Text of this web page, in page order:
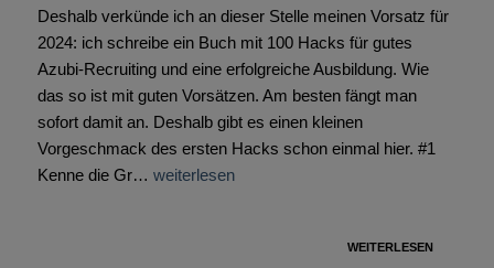
Deshalb verkünde ich an dieser Stelle meinen Vorsatz für
2024: ich schreibe ein Buch mit 100 Hacks für gutes
Azubi-Recruiting und eine erfolgreiche Ausbildung. Wie
das so ist mit guten Vorsätzen. Am besten fängt man
sofort damit an. Deshalb gibt es einen kleinen
Vorgeschmack des ersten Hacks schon einmal hier. #1
Kenne die Gr… weiterlesen
WEITERLESEN